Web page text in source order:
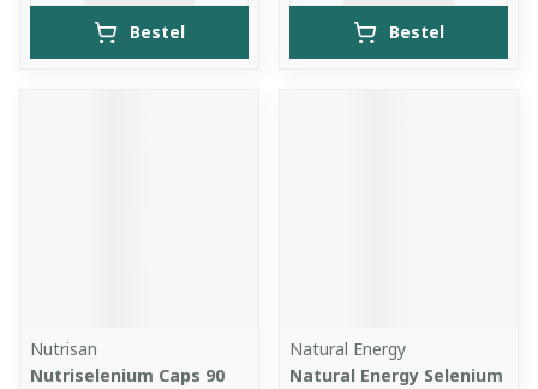
Bestel Bestel
Nutrisan
Nutriselenium Caps 90
Natural Energy
Natural Energy Selenium